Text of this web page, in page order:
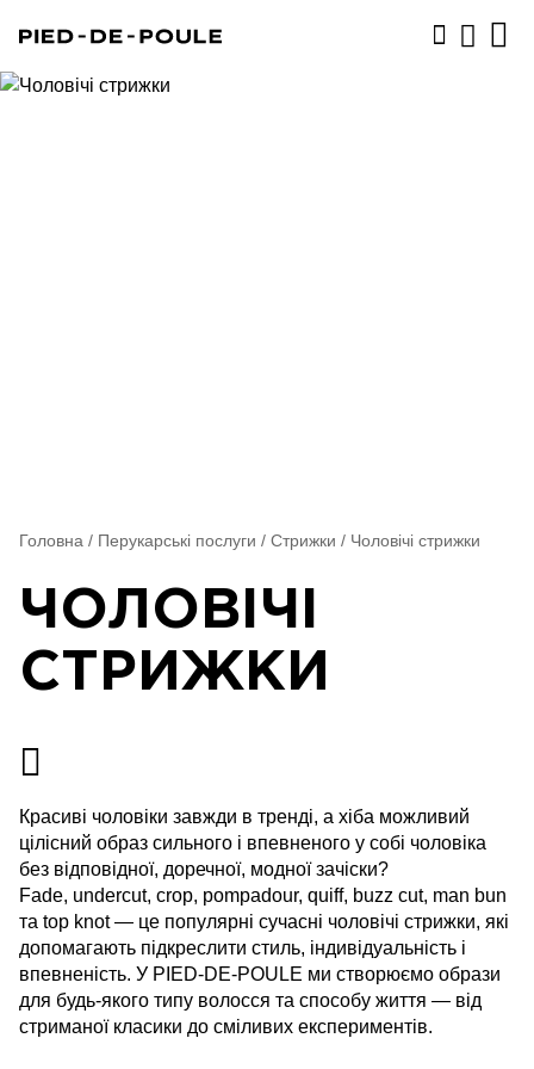
Головна / Перукарські послуги / Стрижки / Чоловічі стрижки
ЧОЛОВІЧІ
СТРИЖКИ
Красиві чоловіки завжди в тренді, а хіба можливий
цілісний образ сильного і впевненого у собі чоловіка
без відповідної, доречної, модної зачіски?
Fade, undercut, crop, pompadour, quiff, buzz cut, man bun
та top knot — це популярні сучасні чоловічі стрижки, які
допомагають підкреслити стиль, індивідуальність і
впевненість. У PIED-DE-POULE ми створюємо образи
для будь-якого типу волосся та способу життя — від
стриманої класики до сміливих експериментів.